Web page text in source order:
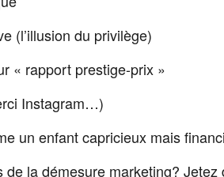
(l’illusion du privilège)
« rapport prestige-prix »
Instagram…)
un enfant capricieux mais
la démesure marketing?